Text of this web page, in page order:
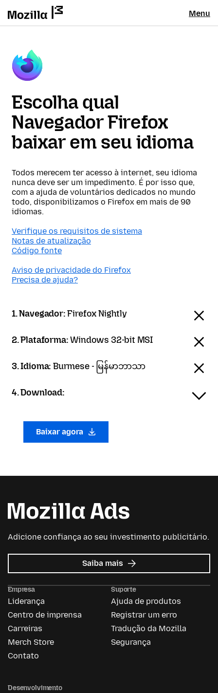
Menu
Escolha qual
Navegador Firefox
baixar em seu idioma
Todos merecem ter acesso à internet, seu idioma
nunca deve ser um impedimento. É por isso que,
com a ajuda de voluntários dedicados no mundo
todo, disponibilizamos o Firefox em mais de 90
idiomas.
Verifique os requisitos de sistema
Notas de atualização
Código fonte
Aviso de privacidade do Firefox
Precisa de ajuda?
1. Navegador:Firefox Nightly
2. Plataforma:Windows 32-bit MSI
3. Idioma:Burmese - မြန်မာဘာသာ
4. Download:
Baixar agora
Adicione confiança ao seu investimento publicitário.
Saiba mais sobre
Mozilla
Empresa
Liderança
Centro de imprensa
Carreiras
Merch Store
Contato
Suporte
Ajuda de produtos
Registrar um erro
Tradução da Mozilla
Segurança
Desenvolvimento